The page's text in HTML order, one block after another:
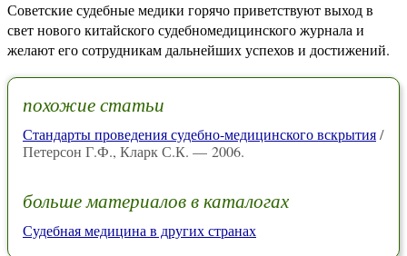
Советские судебные медики горячо приветствуют выход в
свет нового китайского судебномедицинского журнала и
желают его сотрудникам дальнейших успехов и достижений.
похожие статьи
Стандарты проведения судебно-медицинского вскрытия/
Петерсон Г.Ф., Кларк С.К. — 2006.
больше материалов в каталогах
Судебная медицина в других странах